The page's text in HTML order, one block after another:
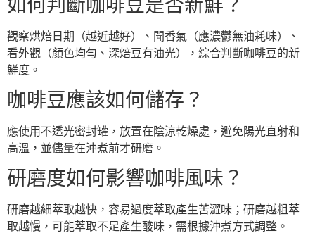
如何判斷咖啡豆是否新鮮？
觀察烘焙日期（越近越好）、聞香氣（應濃鬱無油耗味）、
看外觀（顏色均勻、深焙豆有油光），綜合判斷咖啡豆的新
鮮度。
咖啡豆應該如何儲存？
應使用不透光密封罐，放置在陰涼乾燥處，避免陽光直射和
高溫，並儘量在沖煮前才研磨。
研磨度如何影響咖啡風味？
研磨越細萃取越快，容易過度萃取產生苦澀味；研磨越粗萃
取越慢，可能萃取不足產生酸味，需根據沖煮方式調整。